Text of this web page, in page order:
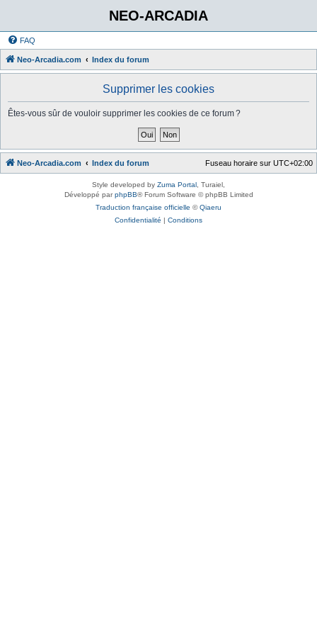
NEO-ARCADIA
FAQ
Neo-Arcadia.com Index du forum
Supprimer les cookies
Êtes-vous sûr de vouloir supprimer les cookies de ce forum ?
Neo-Arcadia.com Index du forum Fuseau horaire sur UTC+02:00
Style developed by Zuma Portal , Turaiel,
Développé parphpBB® Forum Software © phpBB Limited
Traduction française officielle ©Qiaeru
Confidentialité | Conditions